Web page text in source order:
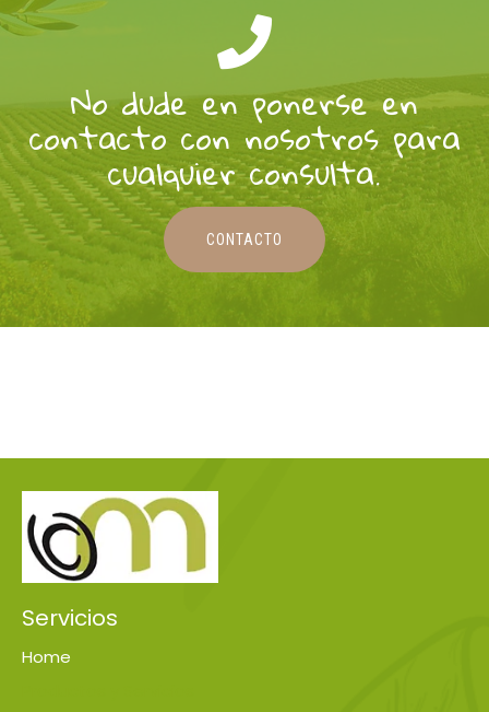
No dude en ponerse en
contacto con nosotros para
cualquier consulta.
CONTACTO
Servicios
Home